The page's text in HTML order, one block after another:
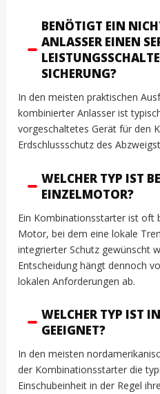
BENÖTIGT EIN
ANLASSER EINEN
SICHERUNG?
In den meisten praktischen
kombinierter Anlasser ist
vorgeschaltetes Gerät für den
Erdschlussschutz des
WELCHER TYP IST
EINZELMOTOR?
Ein Kombinationsstarter ist oft
Motor, bei dem eine lokale
integrierter Schutz gewünscht
Entscheidung hängt dennoch
lokalen Anforderungen ab.
WELCHER TYP IST
GEEIGNET?
In den meisten
der Kombinationsstarter die
Einschubeinheit in der Regel